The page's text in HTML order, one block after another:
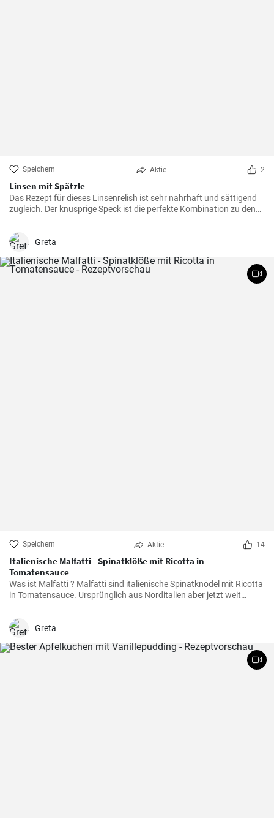
Speichern Aktie 2
Linsen mit Spätzle
Das Rezept für dieses Linsenrelish ist sehr nahrhaft und sättigend
zugleich. Der knusprige Speck ist die perfekte Kombination zu den
Linsen, dem Gemüse und den Spätzle.
Greta
Speichern Aktie 14
Italienische Malfatti - Spinatklöße mit Ricotta in
Tomatensauce
Was ist Malfatti ? Malfatti sind italienische Spinatknödel mit Ricotta
in Tomatensauce. Ursprünglich aus Norditalien aber jetzt weit
verbreitet in ganz Italien werden die Spinat Ricotta Klöße mit
Parmesan serviert. Malfatti bedeutet unperfekt auf deutsch.
Greta